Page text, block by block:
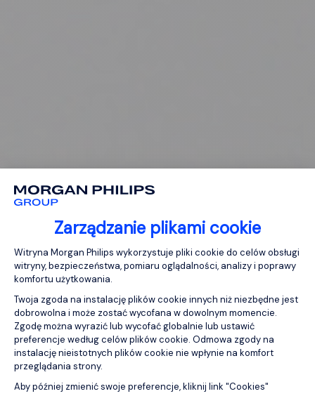
Zarządzanie plikami cookie
Platforma zarządzania zgodą:
Witryna Morgan Philips wykorzystuje pliki cookie do celów obsługi
witryny, bezpieczeństwa, pomiaru oglądalności, analizy i poprawy
komfortu użytkowania.
Twoja zgoda na instalację plików cookie innych niż niezbędne jest
dobrowolna i może zostać wycofana w dowolnym momencie.
Zgodę można wyrazić lub wycofać globalnie lub ustawić
preferencje według celów plików cookie. Odmowa zgody na
instalację nieistotnych plików cookie nie wpłynie na komfort
przeglądania strony.
Aby później zmienić swoje preferencje, kliknij link "Cookies"